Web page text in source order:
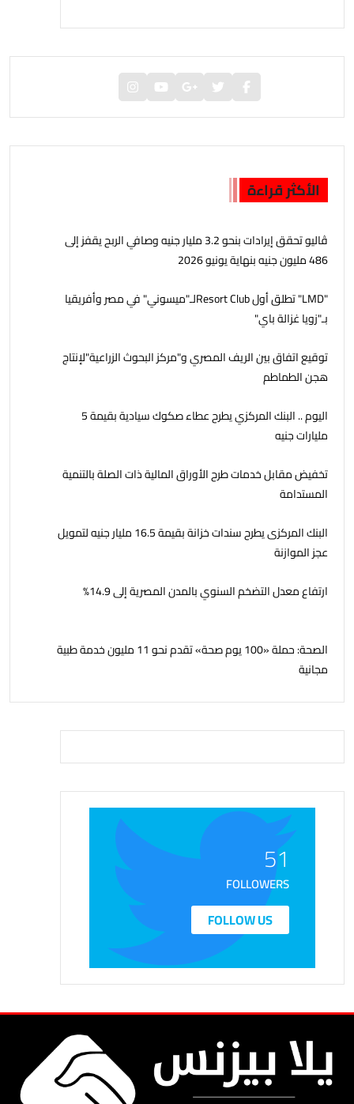
الأكثر قراءة
ڤاليو تحقق إيرادات بنحو 3.2 مليار جنيه وصافي الربح يقفز إلى
486 مليون جنيه بنهاية يونيو 2026
"LMD" تطلق أول Resort Clubلـ"ميسوني" في مصر وأفريقيا
بـ"زويا غزالة باي"
توقيع اتفاق بين الريف المصري و"مركز البحوث الزراعية"لإنتاج
هجن الطماطم
اليوم .. البنك المركزي يطرح عطاء صكوك سيادية بقيمة 5
مليارات جنيه
تخفيض مقابل خدمات طرح الأوراق المالية ذات الصلة بالتنمية
المستدامة
البنك المركزى يطرح سندات خزانة بقيمة 16.5 مليار جنيه لتمويل
عجز الموازنة
ارتفاع معدل التضخم السنوي بالمدن المصرية إلى 14.9%
الصحة: حملة «100 يوم صحة» تقدم نحو 11 مليون خدمة طبية
مجانية
51
FOLLOWERS
FOLLOW US